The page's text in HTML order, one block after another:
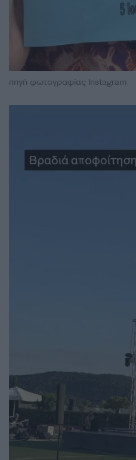
πηγή φωτογραφίας Instagram